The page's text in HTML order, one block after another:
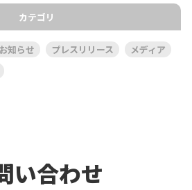
カテゴリ
お知らせ プレスリリース
メディア
い合わせ